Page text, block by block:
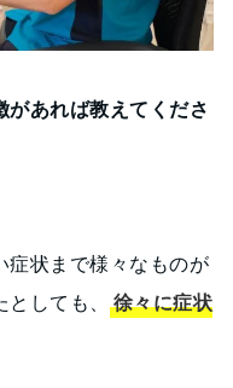
あれば教えてくださ
症状まで様々なものが
しても、
徐々に症状